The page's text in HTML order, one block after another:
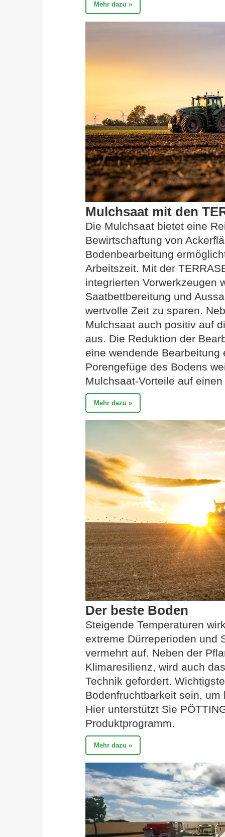
Mehr dazu »
Mulchsaat mit den
Die Mulchsaat bietet eine
Bewirtschaftung von
Bodenbearbeitung
Arbeitszeit. Mit der
integrierten Vorwerkzeugen
Saatbettbereitung und
wertvolle Zeit zu sparen.
Mulchsaat auch positiv auf
aus. Die Reduktion der
eine wendende
Porengefüge des Bodens
Mulchsaat-Vorteile auf
Mehr dazu »
Der beste Boden
Steigende Temperaturen
extreme Dürreperioden und
vermehrt auf. Neben der
Klimaresilienz, wird auch
Technik gefordert.
Bodenfruchtbarkeit sein,
Hier unterstützt Sie
Produktprogramm.
Mehr dazu »